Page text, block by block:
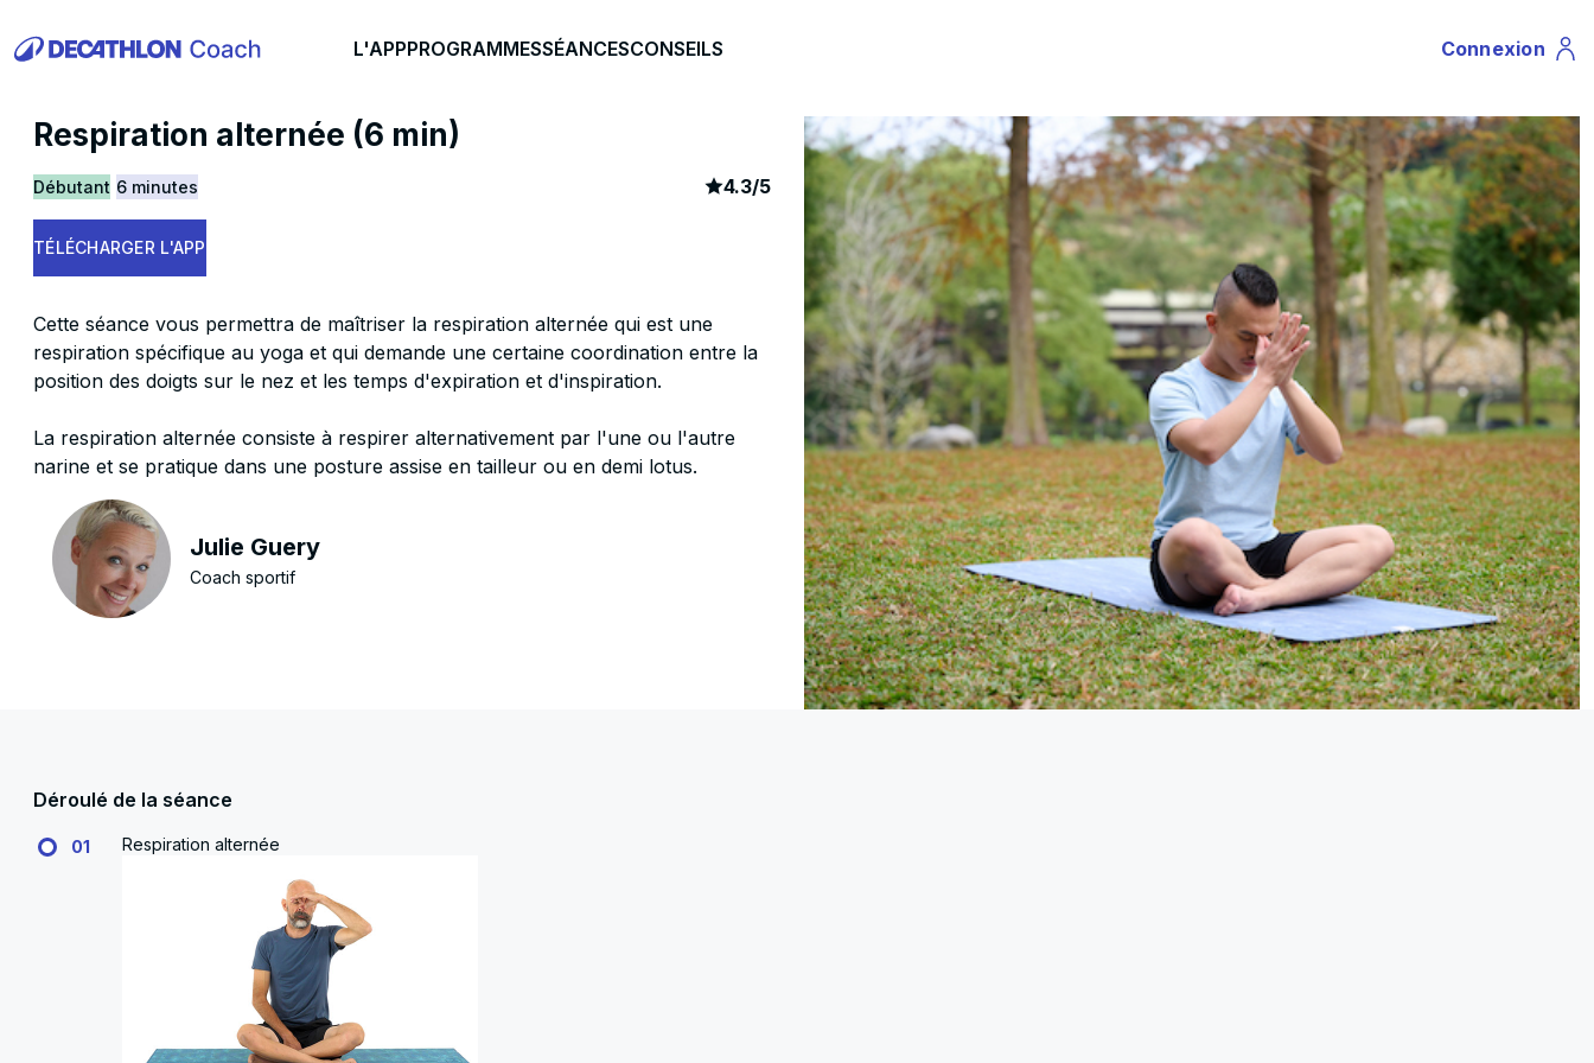
L'APPPROGRAMMESSÉANCESCONSEILS Profile
Connexion
Respiration alternée (6 min)
Débutant 6 minutes article rating
4.3/598
TÉLÉCHARGER L'APP
Cette séance vous permettra de maîtriser la respiration alternée qui est une
respiration spécifique au yoga et qui demande une certaine coordination entre la
position des doigts sur le nez et les temps d'expiration et d'inspiration.
La respiration alternée consiste à respirer alternativement par l'une ou l'autre
narine et se pratique dans une posture assise en tailleur ou en demi lotus.
Julie Guery
Coach sportif
Déroulé de la séance
01 Respiration alternée